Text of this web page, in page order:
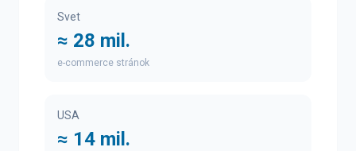
Svet
≈ 28 mil.
e-commerce stránok
USA
≈ 14 mil.